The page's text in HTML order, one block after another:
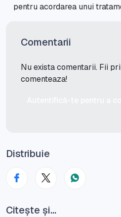
pentru acordarea unui
Comentarii
Nu exista comentarii. Fii
comenteaza!
Distribuie
Citește și...